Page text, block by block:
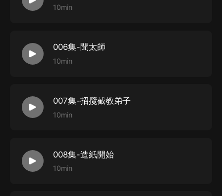
10min
006集-聞太師
10min
007集-招攬截教弟子
10min
008集-造紙開始
10min